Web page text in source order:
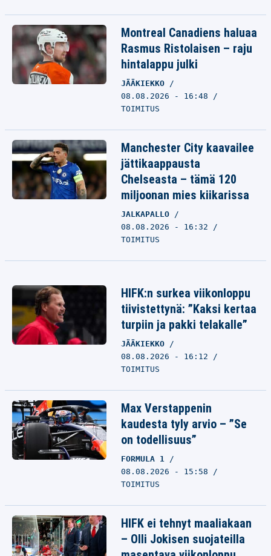
Montreal Canadiens haluaa
Rasmus Ristolaisen – raju
hintalappu julki
JÄÄKIEKKO
08.08.2026 - 16:48
TOIMITUS
Manchester City kaavailee
jättikaappausta
Chelseasta – tämä 120
miljoonan mies kiikarissa
JALKAPALLO
08.08.2026 - 16:32
TOIMITUS
HIFK:n surkea viikonloppu
tiivistettynä: ”Kaksi kertaa
turpiin ja pakki telakalle”
JÄÄKIEKKO
08.08.2026 - 16:12
TOIMITUS
Max Verstappenin
kaudesta tyly arvio – ”Se
on todellisuus”
FORMULA 1
08.08.2026 - 15:58
TOIMITUS
HIFK ei tehnyt maaliakaan
– Olli Jokisen suojateilla